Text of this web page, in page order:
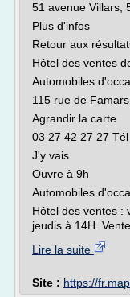
51 avenue Villars,
Plus d'infos
Retour aux
Hôtel des ventes
Automobiles
115 rue de
Agrandir la carte
03 27 42 27 27
J'y vais
Ouvre à 9h
Automobiles
Hôtel des ventes :
jeudis à 14H.
Lire la suite
Site : https://